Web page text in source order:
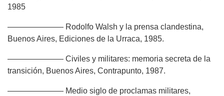
1985
——————— Rodolfo Walsh y la prensa clandestina,
Buenos Aires, Ediciones de la Urraca, 1985.
——————— Civiles y militares: memoria secreta de la
transición, Buenos Aires, Contrapunto, 1987.
——————— Medio siglo de proclamas militares,